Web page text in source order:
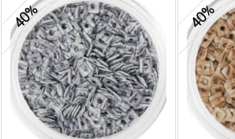
40% 40%